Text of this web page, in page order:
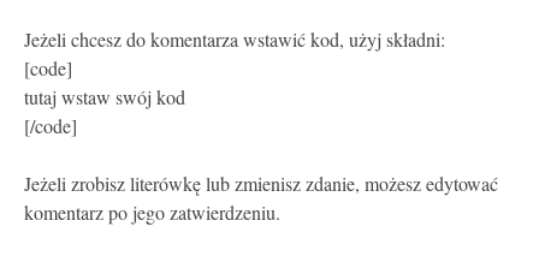
Jeżeli chcesz do komentarza wstawić kod, użyj składni:
[code]
tutaj wstaw swój kod
[/code]
Jeżeli zrobisz literówkę lub zmienisz zdanie, możesz edytować
komentarz po jego zatwierdzeniu.